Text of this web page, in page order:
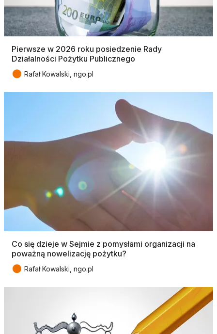
Pierwsze w 2026 roku posiedzenie Rady
Działalności Pożytku Publicznego
● Rafał Kowalski, ngo.pl
Co się dzieje w Sejmie z pomysłami organizacji na
poważną nowelizację pożytku?
● Rafał Kowalski, ngo.pl